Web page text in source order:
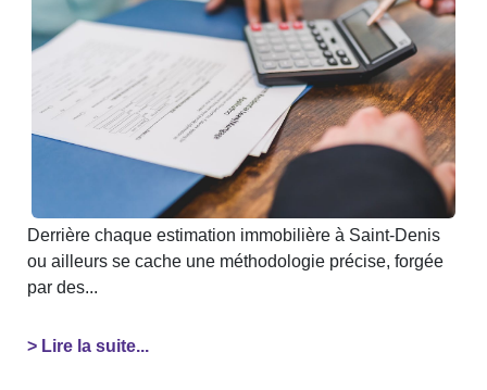
Derrière chaque estimation immobilière à Saint-Denis
ou ailleurs se cache une méthodologie précise, forgée
par des...
> Lire la suite...